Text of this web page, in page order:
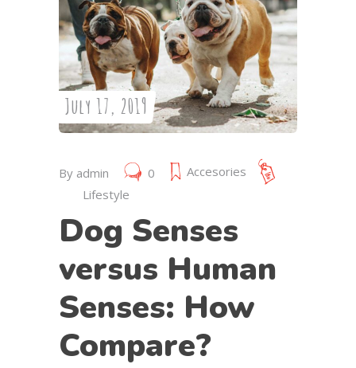
July 17, 2019
By admin 0
Accesories
Lifestyle
Dog Senses
versus Human
Senses: How
Compare?